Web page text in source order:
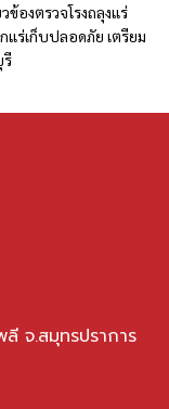
ข้องตรวจโรงถลุงแร่
แร่เก็บปลอดภัย เตรียม
รี
จ.สมุทรปราการ